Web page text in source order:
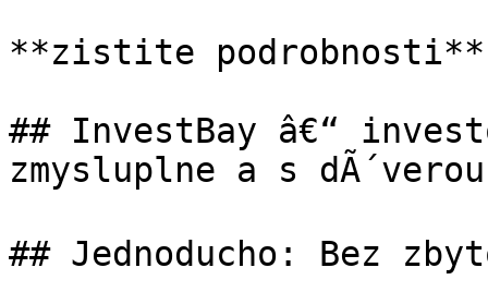
**zistite podrobnosti**
## InvestBay â€“
zmysluplne a s dÃ´verou
## Jednoducho: Bez